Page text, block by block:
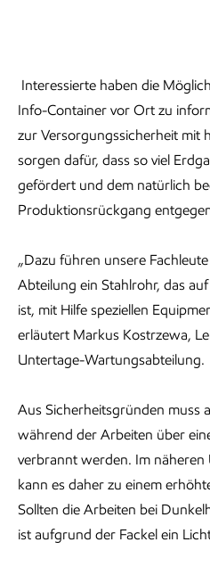
Interessierte haben die
Info-Container vor Ort zu
zur Versorgungssicherheit mit
sorgen dafür, dass so viel
gefördert und dem natürlich
Produktionsrückgang
„Dazu führen unsere
Abteilung ein Stahlrohr, das
ist, mit Hilfe speziellen
erläutert Markus Kostrzewa,
Untertage-Wartungsabteilung.
Aus Sicherheitsgründen muss
während der Arbeiten über
verbrannt werden. Im näheren
kann es daher zu einem
Sollten die Arbeiten bei
ist aufgrund der Fackel ein